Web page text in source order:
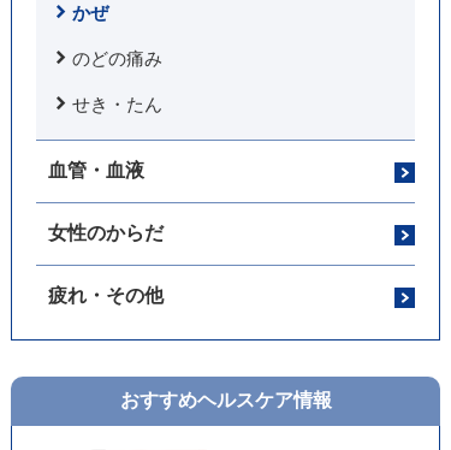
かぜ
のどの痛み
せき・たん
血管・血液
女性のからだ
疲れ・その他
おすすめヘルスケア情報